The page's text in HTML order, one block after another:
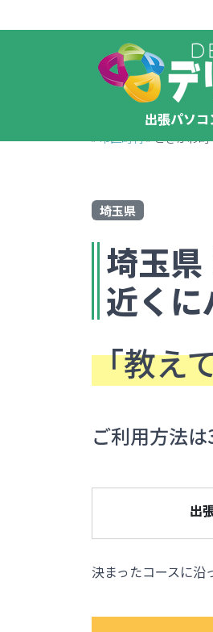
出張パソ
»市区町村»ときがわ町
埼玉県
埼玉県
近く
「教え
ご利用方法
出
決まったコースに沿